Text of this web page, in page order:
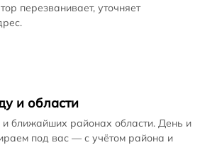
перезванивает, уточняет
и области
ближайших районах области. День и
под вас — с учётом района и